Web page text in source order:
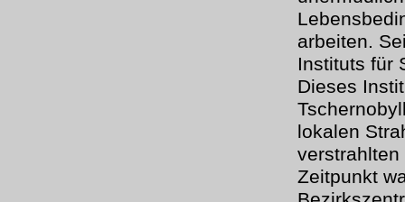
arbeiten.
Instituts für
Dieses
lokalen
Zeitpunkt